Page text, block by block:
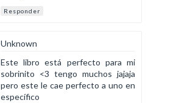
Responder
Unknown
Este libro está perfecto para mi
sobrinito <3 tengo muchos jajaja
pero este le cae perfecto a uno en
específico